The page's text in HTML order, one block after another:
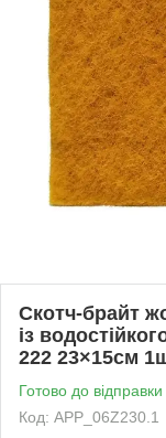
Скотч-брайт
із
222 23×15см
Готово до відправки
Код: APP_06Z230.1